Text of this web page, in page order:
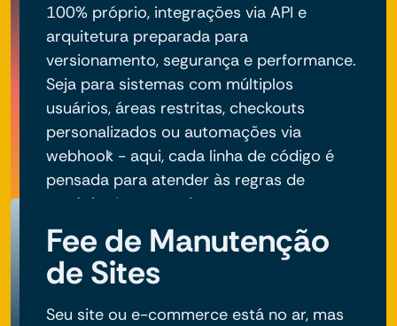
100% próprio, integrações via API e
arquitetura preparada para
versionamento, segurança e performance.
Seja para sistemas com múltiplos
usuários, áreas restritas, checkouts
personalizados ou automações via
webhook - aqui, cada linha de código é
pensada para atender às regras de
negócio do seu projeto.
Fee de Manutenção
de Sites
Seu site ou e-commerce está no ar, mas